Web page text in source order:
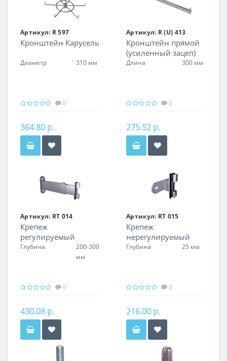
Артикул: R 597
Кронштейн Карусель
Диаметр 310 мм
0
364.80 р.
Артикул: R (U) 413
Кронштейн прямой
(усиленный зацеп)
Длина 300 мм
0
275.52 р.
Артикул: RT 014
Крепеж
регулируемый
Глубина
200-300
мм
0
430.08 р.
Артикул: RT 015
Крепеж
нерегулируемый
Глубина 25 мм
0
216.00 р.